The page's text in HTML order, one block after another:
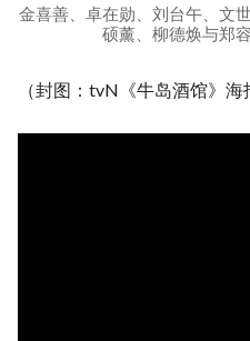
金喜善、卓在勋、刘台午、文
硕薰、柳德焕与郑
（封图：tvN《牛岛酒馆》海